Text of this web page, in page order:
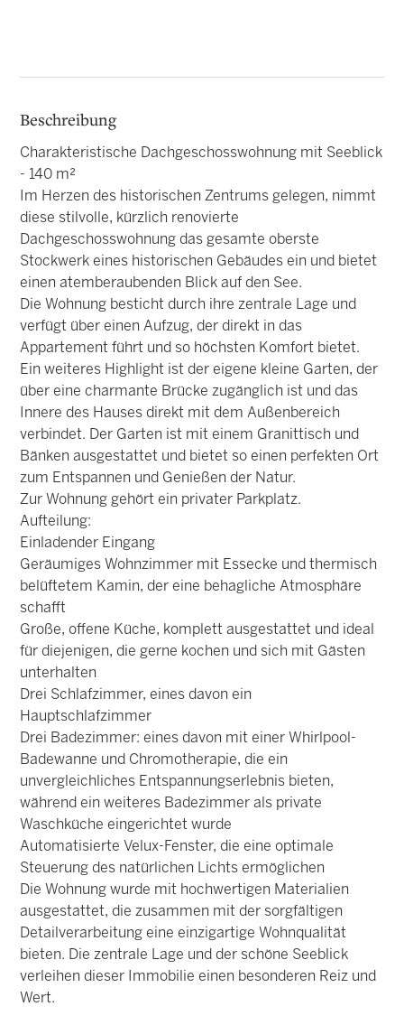
Beschreibung
Charakteristische Dachgeschosswohnung mit Seeblick
- 140 m²
Im Herzen des historischen Zentrums gelegen, nimmt
diese stilvolle, kürzlich renovierte
Dachgeschosswohnung das gesamte oberste
Stockwerk eines historischen Gebäudes ein und bietet
einen atemberaubenden Blick auf den See.
Die Wohnung besticht durch ihre zentrale Lage und
verfügt über einen Aufzug, der direkt in das
Appartement führt und so höchsten Komfort bietet.
Ein weiteres Highlight ist der eigene kleine Garten, der
über eine charmante Brücke zugänglich ist und das
Innere des Hauses direkt mit dem Außenbereich
verbindet. Der Garten ist mit einem Granittisch und
Bänken ausgestattet und bietet so einen perfekten Ort
zum Entspannen und Genießen der Natur.
Zur Wohnung gehört ein privater Parkplatz.
Aufteilung:
Einladender Eingang
Geräumiges Wohnzimmer mit Essecke und thermisch
belüftetem Kamin, der eine behagliche Atmosphäre
schafft
Große, offene Küche, komplett ausgestattet und ideal
für diejenigen, die gerne kochen und sich mit Gästen
unterhalten
Drei Schlafzimmer, eines davon ein
Hauptschlafzimmer
Drei Badezimmer: eines davon mit einer Whirlpool-
Badewanne und Chromotherapie, die ein
unvergleichliches Entspannungserlebnis bieten,
während ein weiteres Badezimmer als private
Waschküche eingerichtet wurde
Automatisierte Velux-Fenster, die eine optimale
Steuerung des natürlichen Lichts ermöglichen
Die Wohnung wurde mit hochwertigen Materialien
ausgestattet, die zusammen mit der sorgfältigen
Detailverarbeitung eine einzigartige Wohnqualität
bieten. Die zentrale Lage und der schöne Seeblick
verleihen dieser Immobilie einen besonderen Reiz und
Wert.